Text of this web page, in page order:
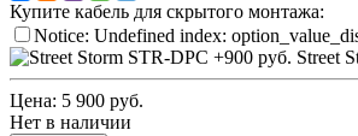
Купите кабель для скрытого монтажа:
Notice: Undefined index:
Street
Цена: 5 900 руб.
Нет в наличии